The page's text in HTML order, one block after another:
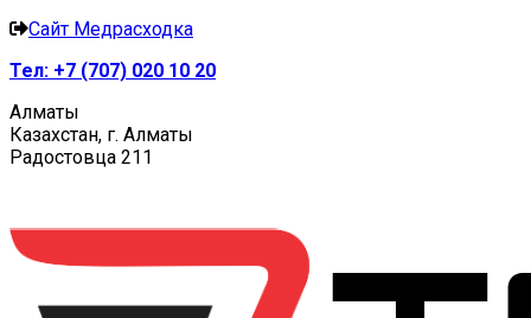
Сайт Медрасходка
Тел: +7 (707) 020 10 20
Алматы
Казахстан, г. Алматы
Радостовца 211